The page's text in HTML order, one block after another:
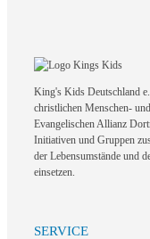
King's Kids Deutschland
christlichen Menschen-
Evangelischen Allianz
Initiativen und Gruppen
der Lebensumstände und
einsetzen.
SERVICE